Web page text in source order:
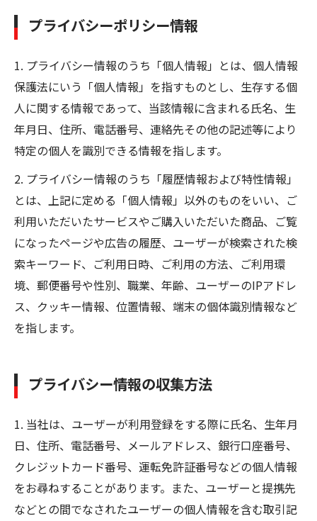
プライバシーポリシー情報
1. プライバシー情報のうち「個人情報」とは、個人情報
保護法にいう「個人情報」を指すものとし、生存する個
人に関する情報であって、当該情報に含まれる氏名、生
年月日、住所、電話番号、連絡先その他の記述等により
特定の個人を識別できる情報を指します。
2. プライバシー情報のうち「履歴情報および特性情報」
とは、上記に定める「個人情報」以外のものをいい、ご
利用いただいたサービスやご購入いただいた商品、ご覧
になったページや広告の履歴、ユーザーが検索された検
索キーワード、ご利用日時、ご利用の方法、ご利用環
境、郵便番号や性別、職業、年齢、ユーザーのIPアドレ
ス、クッキー情報、位置情報、端末の個体識別情報など
を指します。
プライバシー情報の収集方法
1. 当社は、ユーザーが利用登録をする際に氏名、生年月
日、住所、電話番号、メールアドレス、銀行口座番号、
クレジットカード番号、運転免許証番号などの個人情報
をお尋ねすることがあります。また、ユーザーと提携先
などとの間でなされたユーザーの個人情報を含む取引記